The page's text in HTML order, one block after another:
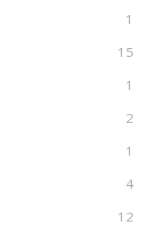
1
15
1
2
1
4
12